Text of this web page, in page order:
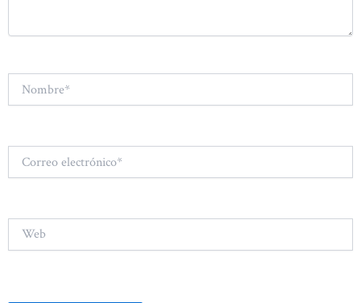
electrónico*
Web